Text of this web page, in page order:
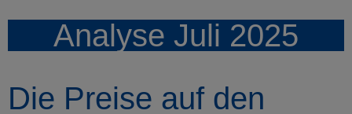
Analyse Juli 2025
Die Preise auf den